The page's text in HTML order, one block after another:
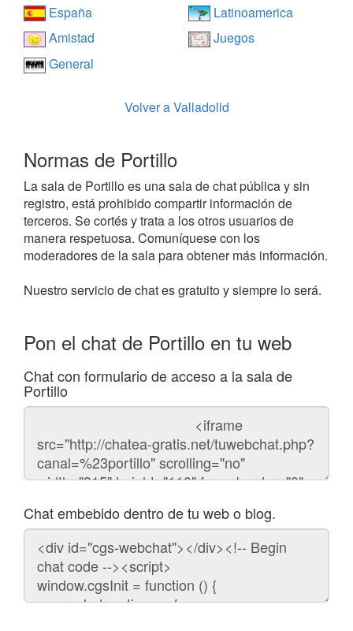
España
Latinoamerica
Amistad
Juegos
General
Volver a Valladolid
Normas de Portillo
La sala de Portillo es una sala de chat pública y sin
registro, está prohibido compartir información de
terceros. Se cortés y trata a los otros usuarios de
manera respetuosa. Comuníquese con los
moderadores de la sala para obtener más información.
Nuestro servicio de chat es gratuito y siempre lo será.
Pon el chat de Portillo en tu web
Chat con formulario de acceso a la sala de
Portillo
Código
chat
Chat embebido dentro de tu web o blog.
Código
para
embeber
chat